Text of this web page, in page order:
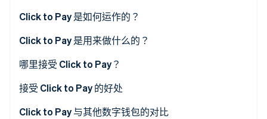
Stripe Sessions 2026
了解 Stripe 如何为 AI 构建经济基础设施。
立即观看
Click to Pay 是如何运作的？
Click to Pay 是用来做什么的？
哪里接受 Click to Pay？
接受 Click to Pay 的好处
Click to Pay 与其他数字钱包的对比